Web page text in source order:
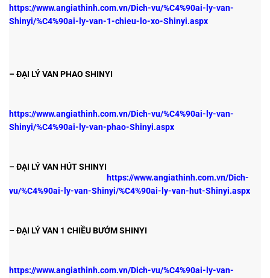
https://www.angiathinh.com.vn/Dich-vu/%C4%90ai-ly-van-
Shinyi/%C4%90ai-ly-van-1-chieu-lo-xo-Shinyi.aspx
– ĐẠI LÝ VAN PHAO SHINYI
https://www.angiathinh.com.vn/Dich-vu/%C4%90ai-ly-van-
Shinyi/%C4%90ai-ly-van-phao-Shinyi.aspx
– ĐẠI LÝ VAN HÚT SHINYI
https://www.angiathinh.com.vn/Dich-
vu/%C4%90ai-ly-van-Shinyi/%C4%90ai-ly-van-hut-Shinyi.aspx
– ĐẠI LÝ VAN 1 CHIỀU BƯỚM SHINYI
https://www.angiathinh.com.vn/Dich-vu/%C4%90ai-ly-van-